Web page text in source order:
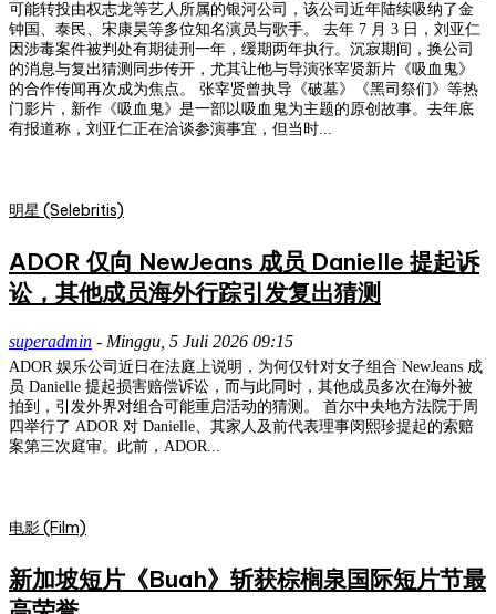
可能转投由权志龙等艺人所属的银河公司，该公司近年陆续吸纳了金
钟国、泰民、宋康昊等多位知名演员与歌手。 去年 7 月 3 日，刘亚仁
因涉毒案件被判处有期徒刑一年，缓期两年执行。沉寂期间，换公司
的消息与复出猜测同步传开，尤其让他与导演张宰贤新片《吸血鬼》
的合作传闻再次成为焦点。 张宰贤曾执导《破墓》《黑司祭们》等热
门影片，新作《吸血鬼》是一部以吸血鬼为主题的原创故事。去年底
有报道称，刘亚仁正在洽谈参演事宜，但当时...
明星 (Selebritis)
ADOR 仅向 NewJeans 成员 Danielle 提起诉
讼，其他成员海外行踪引发复出猜测
superadmin - Minggu, 5 Juli 2026 09:15
ADOR 娱乐公司近日在法庭上说明，为何仅针对女子组合 NewJeans 成
员 Danielle 提起损害赔偿诉讼，而与此同时，其他成员多次在海外被
拍到，引发外界对组合可能重启活动的猜测。 首尔中央地方法院于周
四举行了 ADOR 对 Danielle、其家人及前代表理事闵熙珍提起的索赔
案第三次庭审。此前，ADOR...
电影 (Film)
新加坡短片《Buah》斩获棕榈泉国际短片节最